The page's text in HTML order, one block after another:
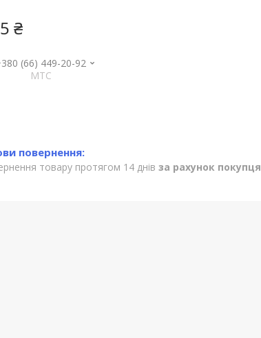
₴
(66) 449-20-92
МТС
товару протягом 14 днів за рахунок покупця